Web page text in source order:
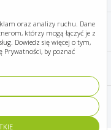
oraz analizy ruchu. Dane
którzy mogą łączyć je z
Dowiedz się więcej o tym,
Prywatności, by poznać